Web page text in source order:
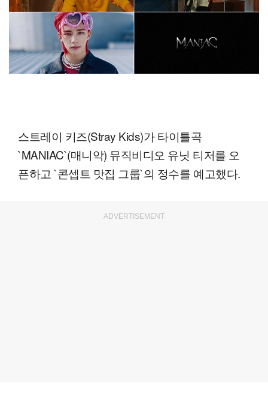
스트레이 키즈(Stray Kids)가 타이틀곡
`MANIAC`(매니악) 뮤직비디오 유닛 티저를 오
픈하고 `콘셉트 맛집 그룹`의 정수를 예고했다.
ADVERTISEMENT